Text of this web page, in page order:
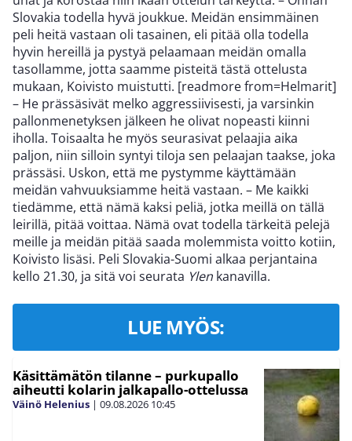
Slovakia todella hyvä joukkue. Meidän ensimmäinen
peli heitä vastaan oli tasainen, eli pitää olla todella
hyvin hereillä ja pystyä pelaamaan meidän omalla
tasollamme, jotta saamme pisteitä tästä ottelusta
mukaan, Koivisto muistutti. [readmore from=Helmarit]
– He prässäsivät melko aggressiivisesti, ja varsinkin
pallonmenetyksen jälkeen he olivat nopeasti kiinni
iholla. Toisaalta he myös seurasivat pelaajia aika
paljon, niin silloin syntyi tiloja sen pelaajan taakse, joka
prässäsi. Uskon, että me pystymme käyttämään
meidän vahvuuksiamme heitä vastaan. – Me kaikki
tiedämme, että nämä kaksi peliä, jotka meillä on tällä
leirillä, pitää voittaa. Nämä ovat todella tärkeitä pelejä
meille ja meidän pitää saada molemmista voitto kotiin,
Koivisto lisäsi. Peli Slovakia-Suomi alkaa perjantaina
kello 21.30, ja sitä voi seurata Ylen kanavilla.
LUE MYÖS:
Käsittämätön tilanne – purkupallo
aiheutti kolarin jalkapallo-ottelussa
Väinö Helenius | 09.08.2026 10:45